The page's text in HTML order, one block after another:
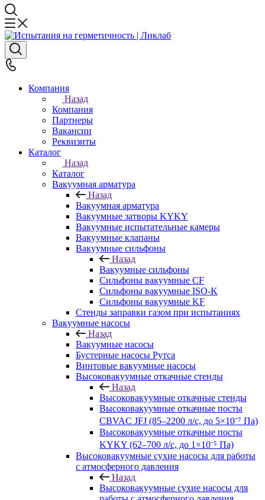
Компания
Назад
Компания
Партнеры
Вакансии
Реквизиты
Каталог
Назад
Каталог
Вакуумная арматура
Назад
Вакуумная арматура
Вакуумные затворы KYKY
Вакуумные испытательные камеры
Вакуумные клапаны
Вакуумные сильфоны
Назад
Вакуумные сильфоны
Сильфоны вакуумные CF
Сильфоны вакуумные ISO-K
Сильфоны вакуумные KF
Стенды заправки газом при испытаниях
Вакуумные насосы
Назад
Вакуумные насосы
Бустерные насосы Рутса
Винтовые вакуумные насосы
Высоковакуумные откачные стенды
Назад
Высоковакуумные откачные стенды
Высоковакуумные откачные посты
CBVAC JFJ (85–2200 л/с, до 5×10⁻⁷ Па)
Высоковакуумные откачные посты
KYKY (62–700 л/с, до 1×10⁻⁵ Па)
Высоковакуумные сухие насосы для работы
с атмосферного давления
Назад
Высоковакуумные сухие насосы для